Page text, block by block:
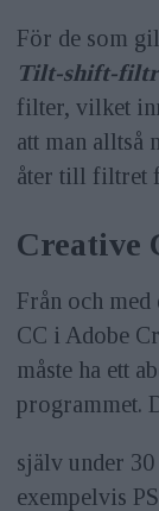
För de som
Tilt-shift-
filter, vilket
att man alltså
åter till filtret
Creative
Från och med
CC i Adobe
måste ha ett
programmet.
själv under
exempelvis